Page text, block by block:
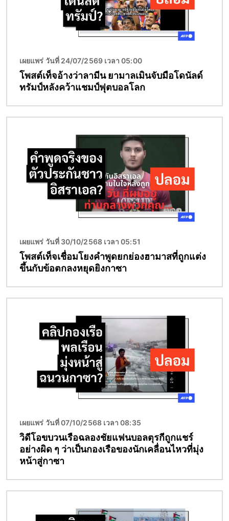
เผยแพร่ วันที่ 24/07/2569 เวลา 05:00
โพสต์เท็จอ้างว่าลามีน ยามาลเมินจับมือโดนัลด์
ทรัมป์หลังคว้าแชมป์ฟุตบอลโลก
เผยแพร่ วันที่ 30/10/2568 เวลา 05:51
โพสต์เท็จเชื่อมโยงคำพูดยกย่องฮามาสที่ถูกแต่ง
ขึ้นกับข้อตกลงหยุดยิงกาซา
เผยแพร่ วันที่ 07/10/2568 เวลา 08:35
วิดีโอขบวนเรือฉลองชัยแฟนบอลตุรกีถูกแชร์
อย่างผิด ๆ ว่าเป็นกองเรือของนักเคลื่อนไหวที่มุ่ง
หน้าสู่กาซา